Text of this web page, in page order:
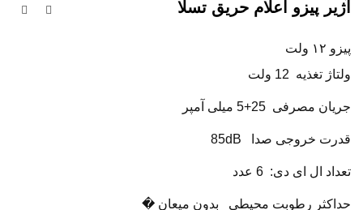
آژیر پیزو اعلام حریق تسلا
پیزو ۱۲ ولت
ولتاژ تغذیه 12 ولت
جریان مصرفی 25+5 میلی آمپر
قدرت خروجی صدا 85dB
تعداد ال ای دی: 6 عدد
حداكثر رطوبت محیطی بدون میعان �